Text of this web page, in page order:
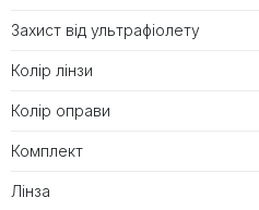
Захист від ультрафіолету
Колір лінзи
Колір оправи
Комплект
Лінза